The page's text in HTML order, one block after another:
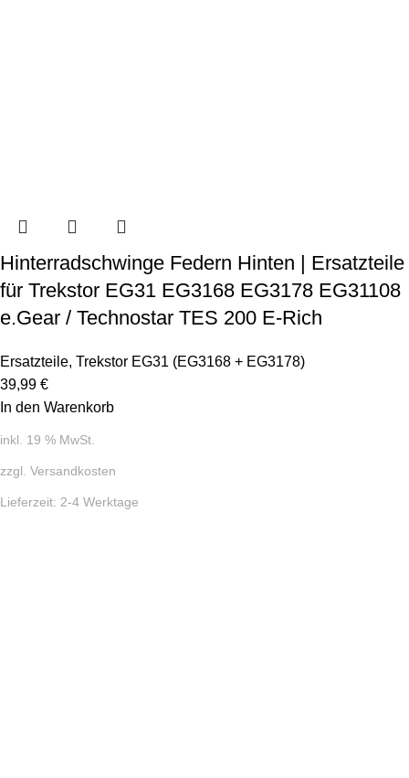
Hinterradschwinge Federn Hinten | Ersatzteile
für Trekstor EG31 EG3168 EG3178 EG31108
e.Gear / Technostar TES 200 E-Rich
Ersatzteile, Trekstor EG31 (EG3168 + EG3178)
39,99 €
In den Warenkorb
inkl. 19 % MwSt.
zzgl. Versandkosten
Lieferzeit: 2-4 Werktage